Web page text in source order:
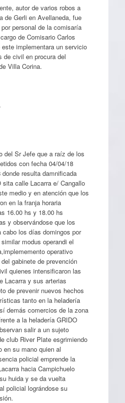
autor de varios robos a
de Gerli en Avellaneda, fue
personal de la comisaría
de Comisario Carlos
implementara un servicio
de civil en procura del
Villa Corina.
del Sr Jefe que a raíz de los
con fecha 04/04/18
resulta damnificada
sita calle Lacarra e/ Cangallo
medio y en atención que los
en la franja horaria
16.00 hs y 18.00 hs
y observándose que los
cabo los días domingos por
modus operandi el
operativo
gabinete de prevención
quienes intensificaron las
Lacarra y sus arterias
de prevenir nuevos hechos
tanto en la heladería
demás comercios de la zona
a la heladería GRIDO
salir a un sujeto
club River Plate esgrimiendo
en su mano quien al
policial emprende la
hacia Campichuelo
huida y se da vuelta
policial lográndose su